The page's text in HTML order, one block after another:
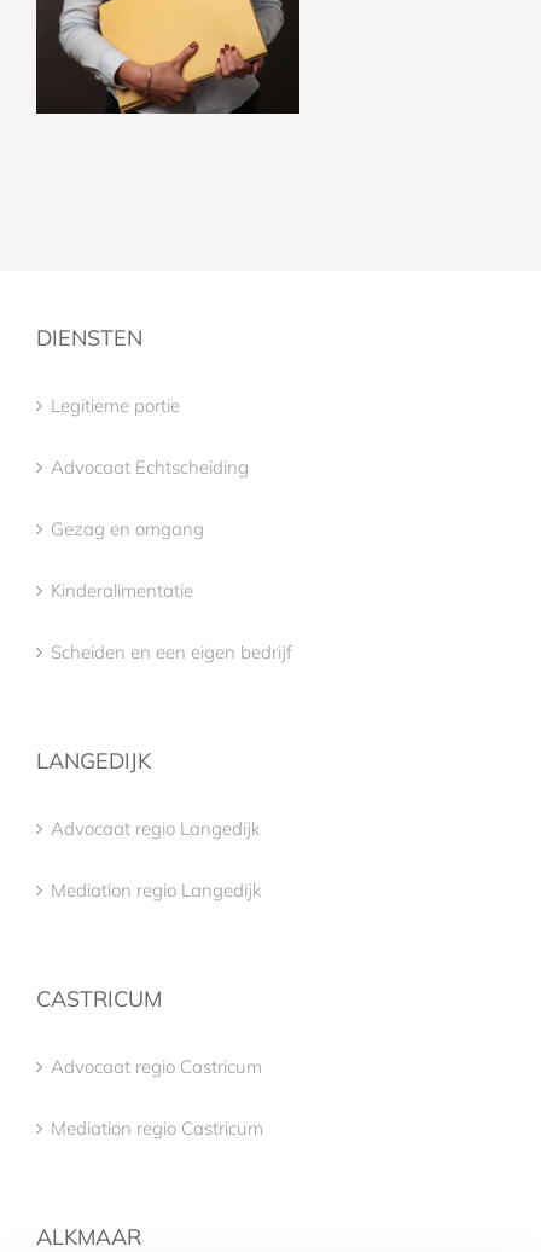
DIENSTEN
Legitieme portie
Advocaat Echtscheiding
Gezag en omgang
Kinderalimentatie
Scheiden en een eigen bedrijf
LANGEDIJK
Advocaat regio Langedijk
Mediation regio Langedijk
CASTRICUM
Advocaat regio Castricum
Mediation regio Castricum
ALKMAAR